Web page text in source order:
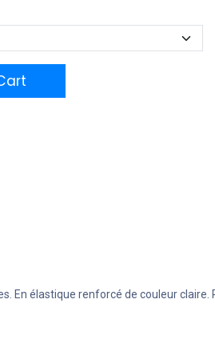
En élastique renforcé de couleur claire.